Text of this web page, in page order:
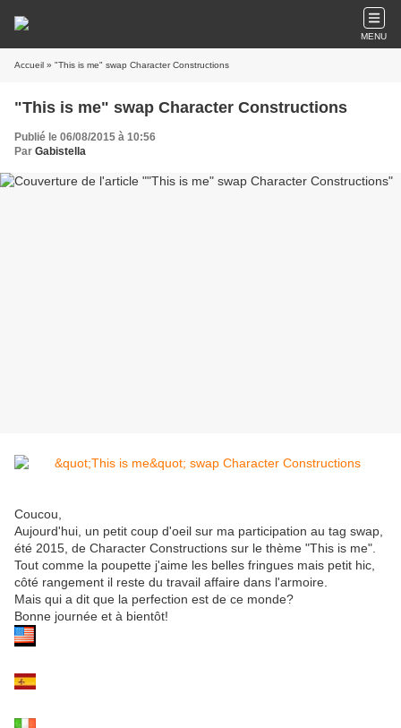
MENU
Accueil » "This is me" swap Character Constructions
"This is me" swap Character Constructions
Publié le 06/08/2015 à 10:56
Par Gabistella
Coucou,
Aujourd'hui, un petit coup d'oeil sur ma participation au tag swap,
été 2015, de Character Constructions sur le thème "This is me".
Tout comme la poupette j'aime les belles fringues mais petit hic,
côté rangement il reste du travail affaire dans l'armoire.
Mais qui a dit que la perfection est de ce monde?
Bonne journée et à bientôt!